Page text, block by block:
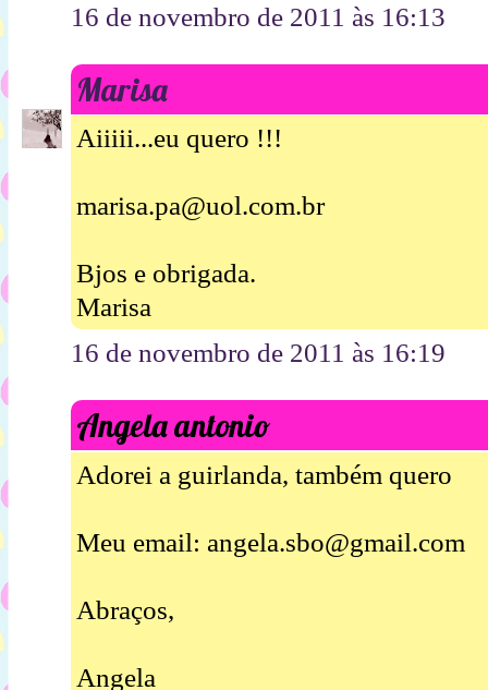
16 de novembro de 2011 às 16:13
Marisa
Aiiiii...eu quero !!!
marisa.pa@uol.com.br
Bjos e obrigada.
Marisa
16 de novembro de 2011 às 16:19
Angela antonio
Adorei a guirlanda, também quero
Meu email: angela.sbo@gmail.com
Abraços,
Angela